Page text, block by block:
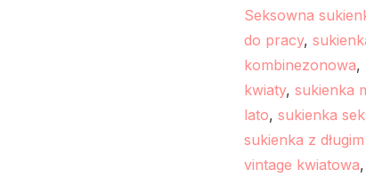
Seksowna
do pracy,
kombinezonowa,
kwiaty, sukienka
lato, sukienka
sukienka z
vintage kwiatowa,